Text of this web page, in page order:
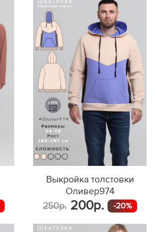
Выкройка толстовки
Оливер974
250р. 200р. -20%